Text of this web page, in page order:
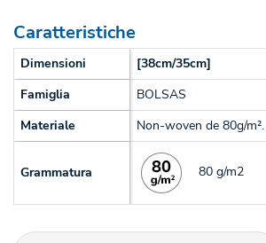
Caratteristiche
Dimensioni
[38cm/35cm]
Famiglia
BOLSAS
Materiale
Non-woven de 80g/m².
Grammatura 80 g/m2